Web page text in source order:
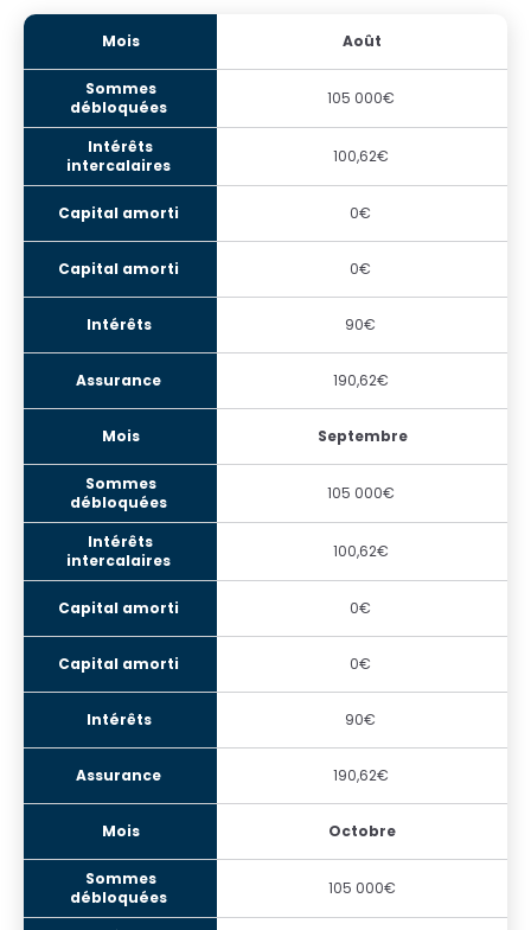
Août
105 000€
100,62€
0€
0€
90€
190,62€
Septembre
105 000€
100,62€
0€
0€
90€
190,62€
Octobre
105 000€